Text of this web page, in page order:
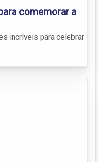
comemorar a
incríveis para celebrar